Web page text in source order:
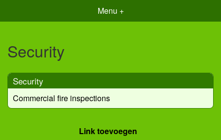
Menu +
Security
Security
Commercial fire inspections
Link toevoegen